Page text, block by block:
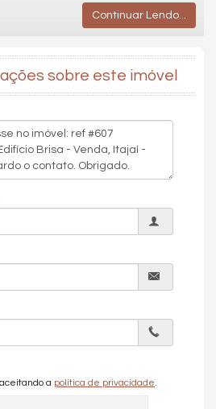
Continuar Lendo...
sobre este imóvel
a política de privacidade